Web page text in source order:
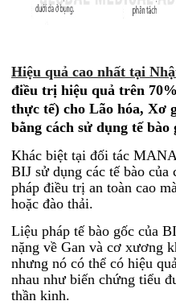
Hiệu quả cao nhất tại
điều trị hiệu quả trên
thực tế) cho Lão hóa, Xơ
bằng cách sử dụng tế bào
Khác biệt tại đối tác
BIJ sử dụng các tế bào
pháp điều trị an toàn cao
hoặc đào thải.
Liệu pháp tế bào gốc của
nặng về Gan và cơ xương
nhưng nó có thể có hiệu
nhau như biến chứng tiểu
thần kinh.